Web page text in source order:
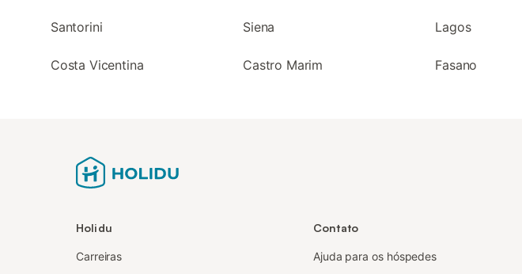
Santorini Siena Lagos
Costa Vicentina Castro Marim Fasano
Holidu
Carreiras
Contato
Ajuda para os hóspedes